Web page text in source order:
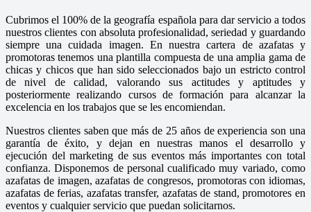
Cubrimos el 100% de la geografía española para dar servicio a todos
nuestros clientes con absoluta profesionalidad, seriedad y guardando
siempre una cuidada imagen. En nuestra cartera de azafatas y
promotoras tenemos una plantilla compuesta de una amplia gama de
chicas y chicos que han sido seleccionados bajo un estricto control
de nivel de calidad, valorando sus actitudes y aptitudes y
posteriormente realizando cursos de formación para alcanzar la
excelencia en los trabajos que se les encomiendan.
Nuestros clientes saben que más de 25 años de experiencia son una
garantía de éxito, y dejan en nuestras manos el desarrollo y
ejecución del marketing de sus eventos más importantes con total
confianza. Disponemos de personal cualificado muy variado, como
azafatas de imagen, azafatas de congresos, promotoras con idiomas,
azafatas de ferias, azafatas transfer, azafatas de stand, promotores en
eventos y cualquier servicio que puedan solicitarnos.